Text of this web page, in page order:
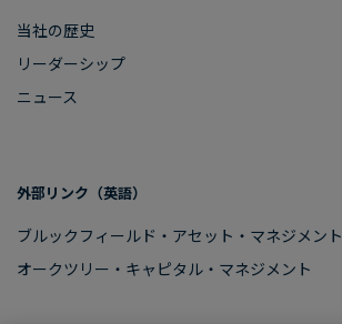
当社の​歴史
リーダーシップ
ニュース
外部リンク​（英語）
ブルックフィールド・アセット・マネジメント
オークツリー・​キャピタル・マネジメント